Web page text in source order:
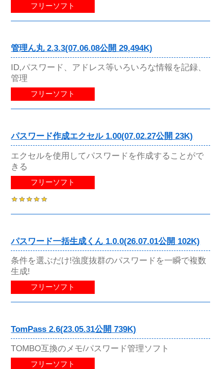
フリーソフト
管理ん丸 2.3.3(07.06.08公開 29,494K)
ID,パスワード、アドレス等いろいろな情報を記録、
管理
フリーソフト
パスワード作成エクセル 1.00(07.02.27公開 23K)
エクセルを使用してパスワードを作成することがで
きる
フリーソフト
パスワード一括生成くん 1.0.0(26.07.01公開 102K)
条件を選ぶだけ!強度抜群のパスワードを一瞬で複数
生成!
フリーソフト
TomPass 2.6(23.05.31公開 739K)
TOMBO互換のメモ/パスワード管理ソフト
フリーソフト